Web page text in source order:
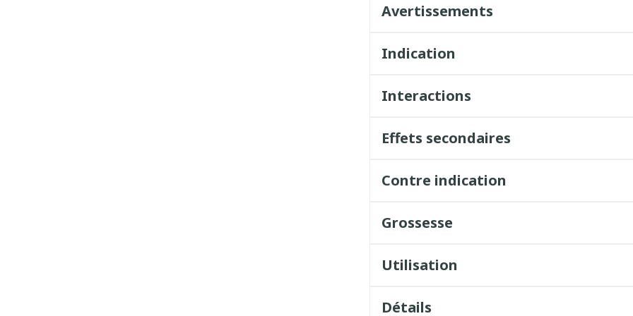
Avertissements
Indication
Interactions
Effets secondaires
Contre indication
Grossesse
Utilisation
Détails